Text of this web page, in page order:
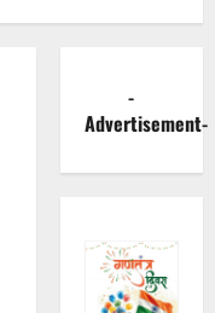
-
Advertisement-